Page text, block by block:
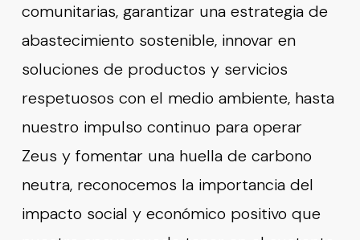
comunitarias, garantizar una estrategia de
abastecimiento sostenible, innovar en
soluciones de productos y servicios
respetuosos con el medio ambiente, hasta
nuestro impulso continuo para operar
Zeus y fomentar una huella de carbono
neutra, reconocemos la importancia del
impacto social y económico positivo que